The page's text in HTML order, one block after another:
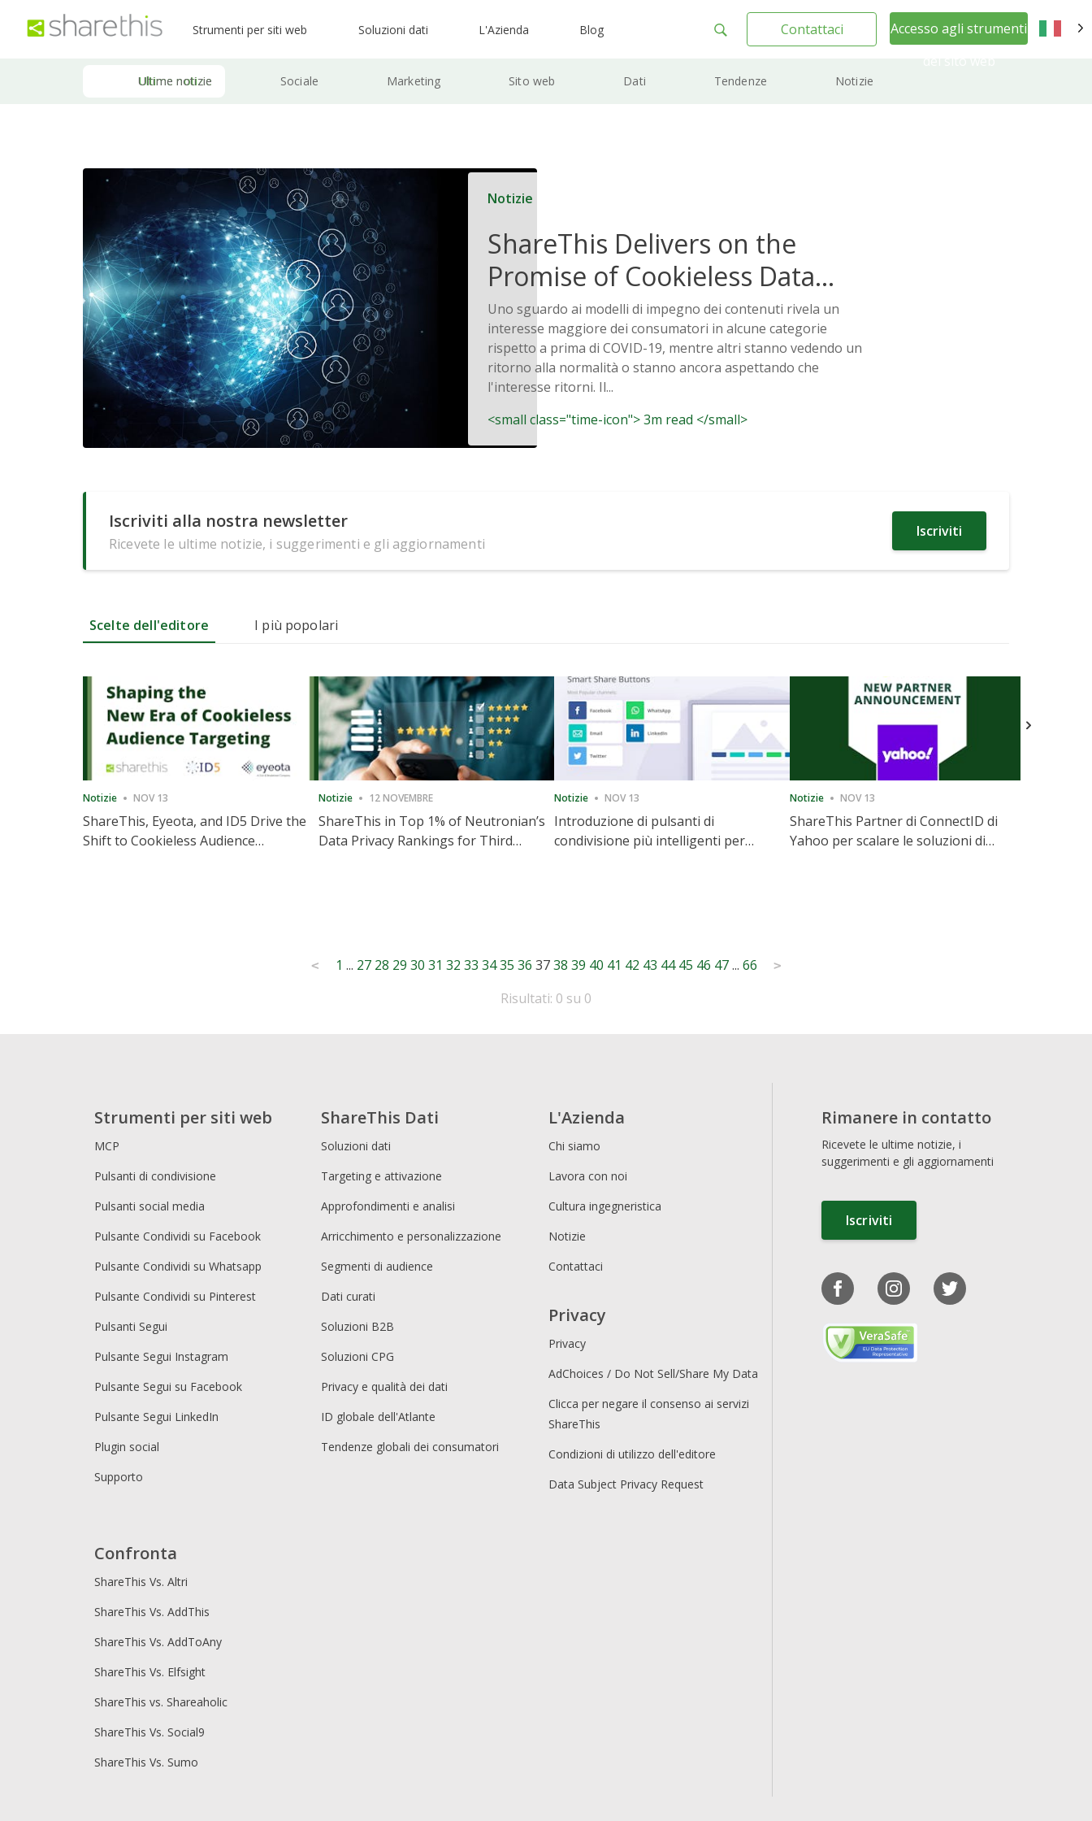
Strumenti per siti web Soluzioni dati L'Azienda Blog Contattaci
Accesso agli strumenti
Ultime notizie Sociale Marketing Sito web Dati Tendenze Notizie
Notizie
ShareThis Delivers on the
Promise of Cookieless Data
Solutions
Uno sguardo ai modelli di impegno dei contenuti rivela un
interesse maggiore dei consumatori in alcune categorie
rispetto a prima di COVID-19, mentre altri stanno vedendo un
ritorno alla normalità o stanno ancora aspettando che
l'interesse ritorni. Il...
<small class="time-icon"> 3m read </small>
Iscriviti alla nostra newsletter
Ricevete le ultime notizie, i suggerimenti e gli aggiornamenti
Iscriviti
Scelte dell'editore I più popolari
Notizie NOV 13
ShareThis, Eyeota, and ID5 Drive the
Shift to Cookieless Audience
Notizie 12 NOVEMBRE
ShareThis in Top 1% of Neutronian’s
Data Privacy Rankings for Third
Notizie NOV 13
Introduzione di pulsanti di
condivisione più intelligenti per
Notizie NOV 13
ShareThis Partner di ConnectID di
Yahoo per scalare le soluzioni di
< 1 ... 27 28 29 30 31 32 33 34 35 36 37 38 39 40 41 42 43 44 45 46 47 ... 66 >
Risultati: 0 su 0
Strumenti per siti web
MCP
Pulsanti di condivisione
Pulsanti social media
Pulsante Condividi su Facebook
Pulsante Condividi su Whatsapp
Pulsante Condividi su Pinterest
Pulsanti Segui
Pulsante Segui Instagram
Pulsante Segui su Facebook
Pulsante Segui LinkedIn
Plugin social
Supporto
ShareThis Dati
Soluzioni dati
Targeting e attivazione
Approfondimenti e analisi
Arricchimento e personalizzazione
Segmenti di audience
Dati curati
Soluzioni B2B
Soluzioni CPG
Privacy e qualità dei dati
ID globale dell'Atlante
Tendenze globali dei consumatori
L'Azienda
Chi siamo
Lavora con noi
Cultura ingegneristica
Notizie
Contattaci
Privacy
Privacy
AdChoices / Do Not Sell/Share My Data
Clicca per negare il consenso ai servizi
ShareThis
Condizioni di utilizzo dell'editore
Data Subject Privacy Request
Confronta
ShareThis Vs. Altri
ShareThis Vs. AddThis
ShareThis Vs. AddToAny
ShareThis Vs. Elfsight
ShareThis vs. Shareaholic
ShareThis Vs. Social9
ShareThis Vs. Sumo
Rimanere in contatto
Ricevete le ultime notizie, i
suggerimenti e gli aggiornamenti
Iscriviti